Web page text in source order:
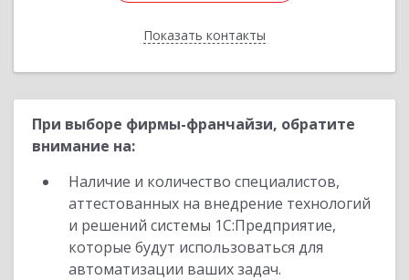
Показать контакты
Назад
При выборе фирмы-франчайзи, обратите
внимание на:
Наличие и количество специалистов,
аттестованных на внедрение технологий
и решений системы 1С:Предприятие,
которые будут использоваться для
автоматизации ваших задач.